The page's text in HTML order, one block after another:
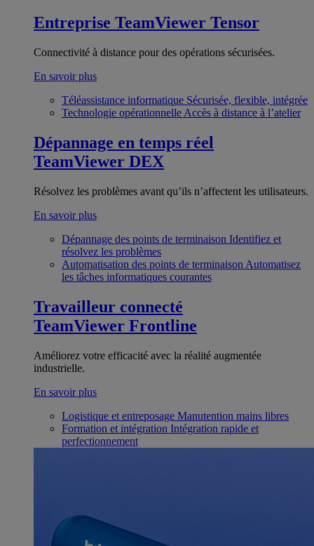
Entreprise TeamViewer Tensor
Connectivité à distance pour des opérations sécurisées.
En savoir plus
Téléassistance informatique Sécurisée, flexible, intégrée
Technologie opérationnelle Accès à distance à l’atelier
Dépannage en temps réel
TeamViewer DEX
Résolvez les problèmes avant qu’ils n’affectent les utilisateurs.
En savoir plus
Dépannage des points de terminaison Identifiez et
résolvez les problèmes
Automatisation des points de terminaison Automatisez
les tâches informatiques courantes
Travailleur connecté
TeamViewer Frontline
Améliorez votre efficacité avec la réalité augmentée
industrielle.
En savoir plus
Logistique et entreposage Manutention mains libres
Formation et intégration Intégration rapide et
perfectionnement